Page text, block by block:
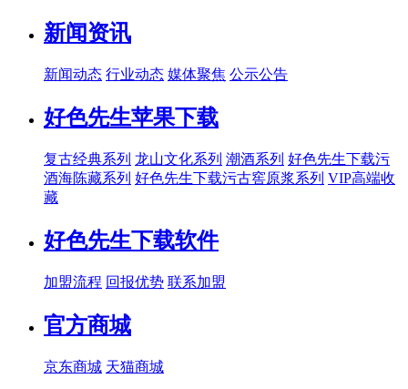
新闻资讯
新闻动态 行业动态 媒体聚焦 公示公告
好色先生苹果下载
复古经典系列 龙山文化系列 潮酒系列 好色先生下载污
酒海陈藏系列 好色先生下载污古窖原浆系列 VIP高端收
藏
好色先生下载软件
加盟流程 回报优势 联系加盟
官方商城
京东商城 天猫商城